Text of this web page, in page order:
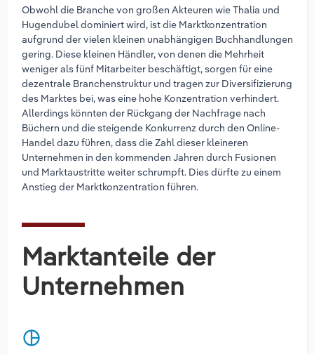
Obwohl die Branche von großen Akteuren wie Thalia und
Hugendubel dominiert wird, ist die Marktkonzentration
aufgrund der vielen kleinen unabhängigen Buchhandlungen
gering. Diese kleinen Händler, von denen die Mehrheit
weniger als fünf Mitarbeiter beschäftigt, sorgen für eine
dezentrale Branchenstruktur und tragen zur Diversifizierung
des Marktes bei, was eine hohe Konzentration verhindert.
Allerdings könnten der Rückgang der Nachfrage nach
Büchern und die steigende Konkurrenz durch den Online-
Handel dazu führen, dass die Zahl dieser kleineren
Unternehmen in den kommenden Jahren durch Fusionen
und Marktaustritte weiter schrumpft. Dies dürfte zu einem
Anstieg der Marktkonzentration führen.
Marktanteile der
Unternehmen
pie_chart